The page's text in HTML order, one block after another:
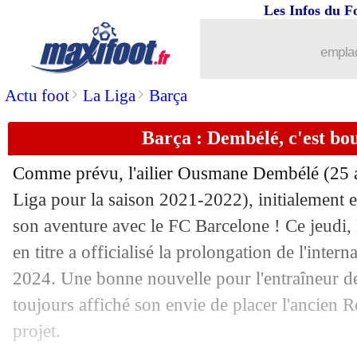
Actu foot> La Liga> Barça
Les Infos du
Barça : Dembélé, c'est
Comme prévu, l'ailier Ousmane Dembélé (25
Liga pour la saison 2021-2022), initialement
son aventure avec le FC Barcelone ! Ce
en titre a officialisé la prolongation de
2024. Une bonne nouvelle pour l'entraîneur
toujours affiché son envie de placer l'ancien
projet.
Atletico : Saúl dans l'impasse
14/07 Roma: une offre à venir pour Dybala
: Giovanni Simeone dans le
14/07 Bordeaux: Mara dans le viseur de
14/07 Barça: Dembélé a toujours voulu
14/07 Man City : Arsenal vise Zinchenko
14/07 PSG: Leeds insiste pour Kalimuendo
14/07 Sondage MF